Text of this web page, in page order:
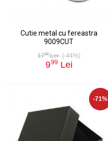
Cutie metal cu fereastra
9009CUT
1798Lei (-44%)
999 Lei
-71%